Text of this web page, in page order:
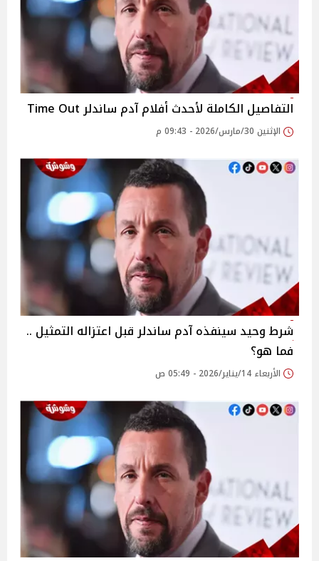
التفاصيل الكاملة لأحدث أفلام آدم ساندلر Time Out
الإثنين 30/مارس/2026 - 09:43 م
شرط وحيد سينفذه آدم ساندلر قبل اعتزاله التمثيل ..
فما هو؟
الأربعاء 14/يناير/2026 - 05:49 ص